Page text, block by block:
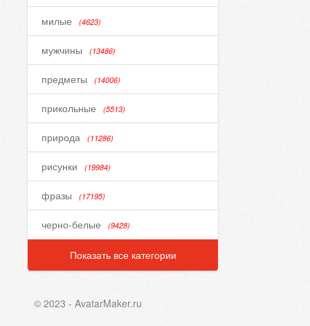
милые (4623)
мужчины (13486)
предметы (14006)
прикольные (5513)
природа (11286)
рисунки (19984)
фразы (17195)
черно-белые (9428)
Показать все категории
© 2023 - AvatarMaker.ru